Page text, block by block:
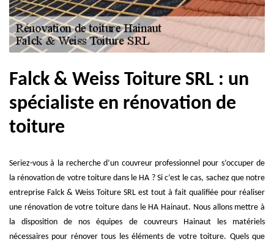
Falck & Weiss Toiture SRL : un
spécialiste en rénovation de
toiture
Seriez-vous à la recherche d’un couvreur professionnel pour s’occuper de
la rénovation de votre toiture dans le HA ? Si c’est le cas, sachez que notre
entreprise Falck & Weiss Toiture SRL est tout à fait qualifiée pour réaliser
une rénovation de votre toiture dans le HA Hainaut. Nous allons mettre à
la disposition de nos équipes de couvreurs Hainaut les matériels
nécessaires pour rénover tous les éléments de votre toiture. Quels que